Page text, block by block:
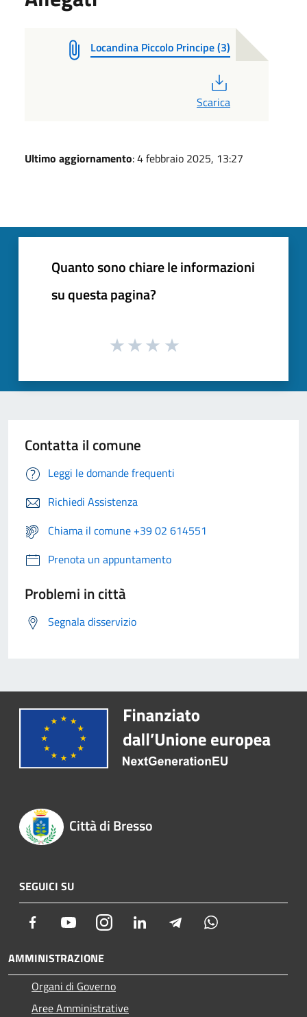
Locandina Piccolo Principe (3)
Scarica
Ultimo aggiornamento: 4 febbraio 2025, 13:27
Quanto sono chiare le informazioni
su questa pagina?
Contatta il comune
Leggi le domande frequenti
Richiedi Assistenza
Chiama il comune +39 02 614551
Prenota un appuntamento
Problemi in città
Segnala disservizio
Città di Bresso
SEGUICI SU
Facebook YoutubeInstagram LinkedIn Telegram
AMMINISTRAZIONE
Organi di Governo
Aree Amministrative